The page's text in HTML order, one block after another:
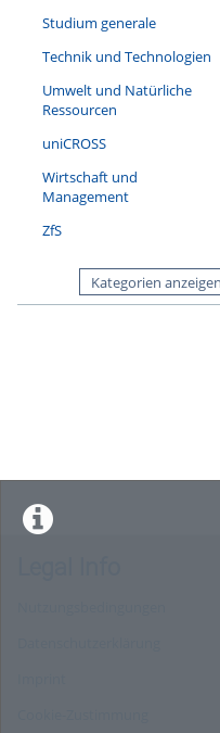
Studium generale
Technik und Technologien
Umwelt und Natürliche
Ressourcen
uniCROSS
Wirtschaft und
Management
ZfS
Kategorien anzeigen